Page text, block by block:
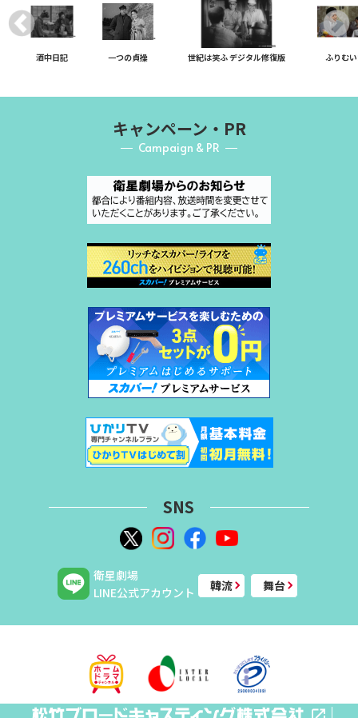
酒中日記 一つの貞操 世紀は笑ふ デジタル修復版 ふりむ
キャンペーン・PR
Campaign & PR
SNS
衛星劇場
LINE公式アカウント
韓流 舞台